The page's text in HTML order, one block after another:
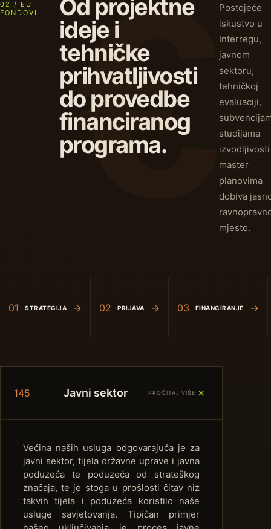
02 / EU
FONDOVI
Od projektne
ideje i
tehničke
prihvatljivosti
do provedbe
financiranog
programa.
Postojeće
iskustvo u
Interregu,
javnom
sektoru,
tehničkoj
evaluaciji,
studijama
master
planovima
dobiva
mjesto.
01 STRATEGIJA → 02 PRIJAVA → 03 FINANCIRANJE →
145 Javni sektor PROČITAJ VIŠE＋
Većina naših usluga odgovarajuća je za
javni sektor, tijela državne uprave i javna
poduzeća te poduzeća od strateškog
značaja, te je stoga u prošlosti čitav niz
takvih tijela i poduzeća koristilo naše
usluge savjetovanja. Tipičan primjer